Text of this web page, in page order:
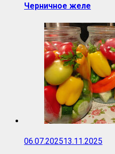
Черничное желе
06.07.202513.11.2025